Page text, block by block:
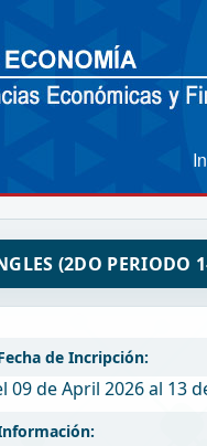
(2DO PERIODO
de Incripción:
09 de April 2026 al 13